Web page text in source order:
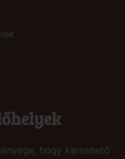
hogy kereshető